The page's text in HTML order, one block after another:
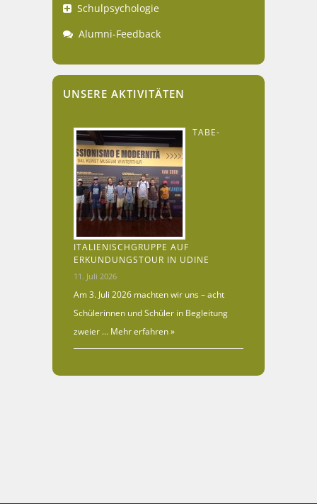
Schulpsychologie
Alumni-Feedback
UNSERE AKTIVITÄTEN
TABE-
ITALIENISCHGRUPPE AUF
ERKUNDUNGSTOUR IN UDINE
11. Juli 2026
Am 3. Juli 2026 machten wir uns – acht
Schülerinnen und Schüler in Begleitung
zweier … Mehr erfahren »